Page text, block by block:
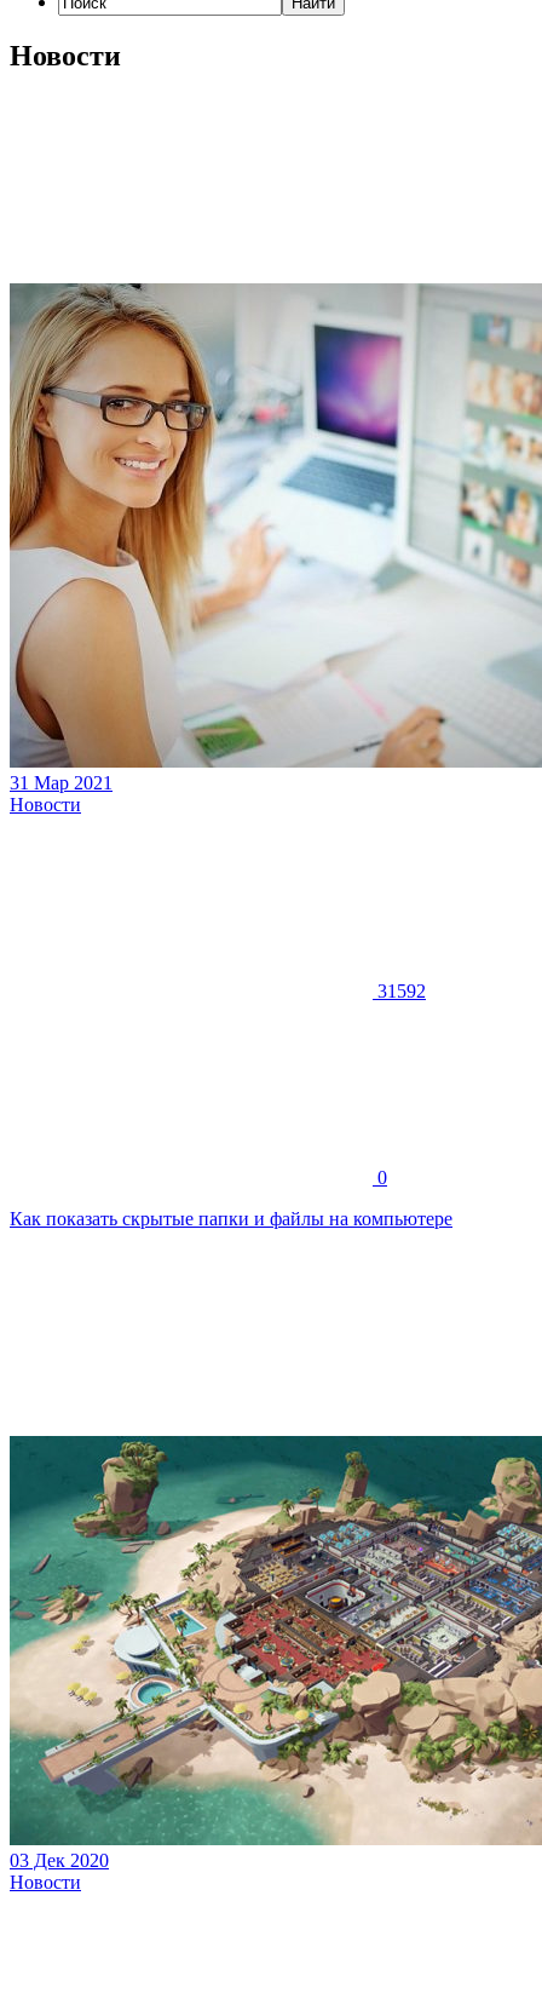
Новости
31 Мар 2021
Новости
31592
0
Как показать скрытые папки и файлы на компьютере
03 Дек 2020
Новости